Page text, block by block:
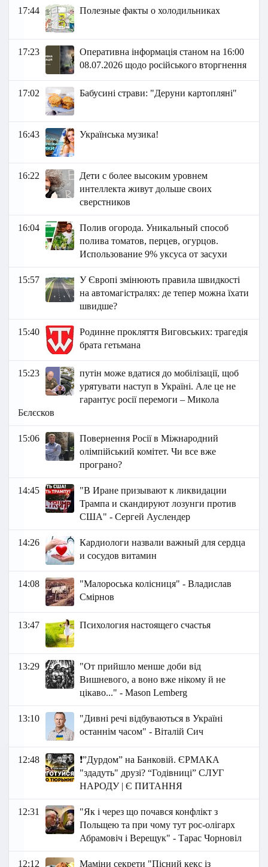
17:44 Полезные факты о холодильниках
17:23
Оперативна інформація станом на 16:00
08.07.2026 щодо російського вторгнення
17:02 Бабусині страви: "Деруни картопляні"
16:43 Українська музика!
16:22
Дети с более высоким уровнем
интеллекта живут дольше своих
сверстников
16:04
Полив огорода. Уникальный способ
полива томатов, перцев, огурцов.
Использование 9% уксуса от засухи
15:57
У Європі змінюють правила швидкості
на автомагістралях: де тепер можна їхати
швидше?
15:40
Родинне прокляття Виговських: трагедія
брата гетьмана
15:23
путін може вдатися до мобілізації, щоб
урятувати наступ в Україні. Але це не
гарантує росії перемоги – Микола
Бєлєсков
15:06
Повернення Росії в Міжнародний
олімпійський комітет. Чи все вже
програно?
14:45
"В Иране призывают к ликвидации
Трампа и скандируют лозунги против
США" - Сергей Ауслендер
14:26
Кардиологи назвали важный для сердца
и сосудов витамин
14:08
"Малороська колісниця" - Владислав
Смірнов
13:47 Психология настоящего счастья
13:29
"От прийшло менше доби від
Вишневого, а воно вже нікому й не
цікаво..." - Маson Lemberg
13:10
"Дивні речі відбуваються в Україні
останнім часом" - Віталій Сич
12:48
❗️”Дурдом” на Банковій. ЄРМАКА
"здадуть" друзі? “Годівниці” СЛУГ
НАРОДУ | Є ПИТАННЯ
12:31
"Як і через що почався конфлікт з
Польщею та при чому тут рос-олігарх
Абрамовіч і Верещук" - Тарас Чорновіл
12:12 Маміни секрети "Пісний кекс із